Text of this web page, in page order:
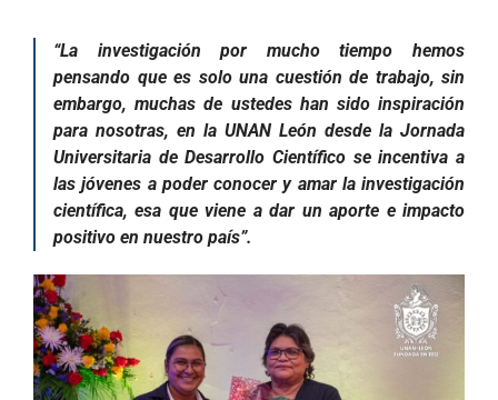
“La investigación por mucho tiempo hemos
pensando que es solo una cuestión de trabajo, sin
embargo, muchas de ustedes han sido inspiración
para nosotras, en la UNAN León desde la Jornada
Universitaria de Desarrollo Científico se incentiva a
las jóvenes a poder conocer y amar la investigación
científica, esa que viene a dar un aporte e impacto
positivo en nuestro país”.